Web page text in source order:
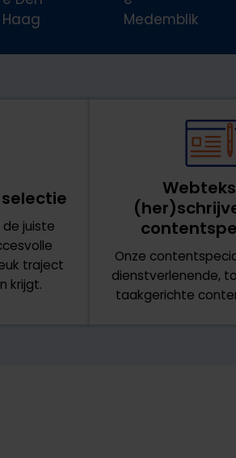
juiste
traject
krijgt.
Onze
dienstverlenende,
taakgerichte